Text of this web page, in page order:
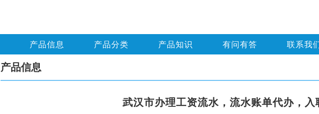
产品信息 产品分类 产品知识 有问有答 联系我
产品信息
武汉市办理工资流水，流水账单代办，入